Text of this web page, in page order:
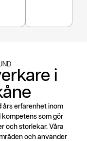
i
års erfarenhet inom
som gör
och storlekar. Våra
och använder